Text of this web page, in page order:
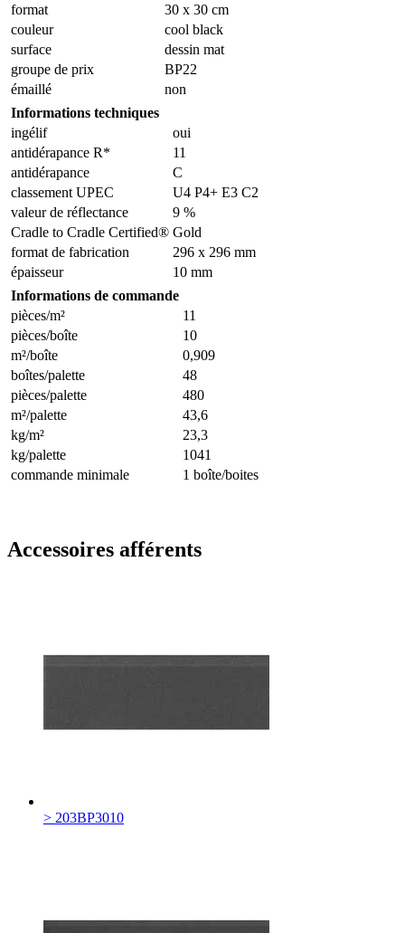
format
30 x 30 cm
couleur
cool black
surface
dessin mat
groupe de prix
BP22
émaillé
non
Informations techniques
ingélif
oui
antidérapance R*
11
antidérapance
C
classement UPEC
U4 P4+ E3 C2
valeur de réflectance
9 %
Cradle to Cradle Certified® Gold
format de fabrication
296 x 296 mm
épaisseur
10 mm
Informations de commande
pièces/m²
11
pièces/boîte
10
m²/boîte
0,909
boîtes/palette
48
pièces/palette
480
m²/palette
43,6
kg/m²
23,3
kg/palette
1041
commande minimale
1 boîte/boites
Accessoires afférents
> 203BP3010